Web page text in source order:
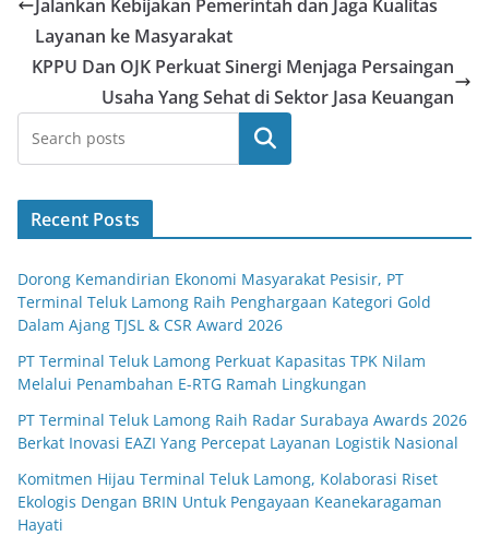
Jalankan Kebijakan Pemerintah dan Jaga Kualitas
Layanan ke Masyarakat
KPPU Dan OJK Perkuat Sinergi Menjaga Persaingan
Usaha Yang Sehat di Sektor Jasa Keuangan
Search
Recent Posts
Dorong Kemandirian Ekonomi Masyarakat Pesisir, PT
Terminal Teluk Lamong Raih Penghargaan Kategori Gold
Dalam Ajang TJSL & CSR Award 2026
PT Terminal Teluk Lamong Perkuat Kapasitas TPK Nilam
Melalui Penambahan E-RTG Ramah Lingkungan
PT Terminal Teluk Lamong Raih Radar Surabaya Awards 2026
Berkat Inovasi EAZI Yang Percepat Layanan Logistik Nasional
Komitmen Hijau Terminal Teluk Lamong, Kolaborasi Riset
Ekologis Dengan BRIN Untuk Pengayaan Keanekaragaman
Hayati